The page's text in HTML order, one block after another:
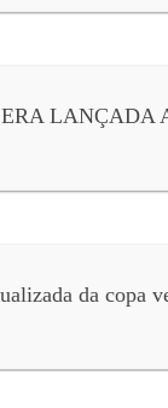
LANÇADA
da copa